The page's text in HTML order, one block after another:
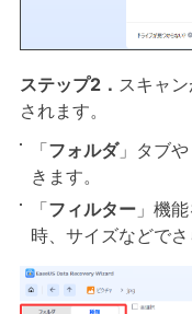
ステップ2． スキャ
されます。
「フォルダ」タブや
きます。
「フィルター」機
時、サイズなどでさ